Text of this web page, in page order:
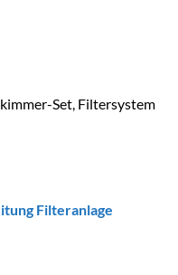
Set, Filtersystem
Filteranlage